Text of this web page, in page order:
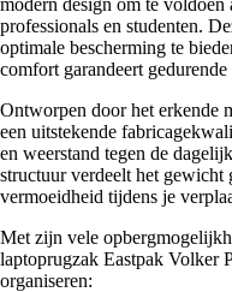
professionals en studenten.
optimale bescherming te
comfort garandeert gedurende
Ontworpen door het erkende
een uitstekende
en weerstand tegen de
structuur verdeelt het
vermoeidheid tijdens je
Met zijn vele
laptoprugzak Eastpak Volker
organiseren: